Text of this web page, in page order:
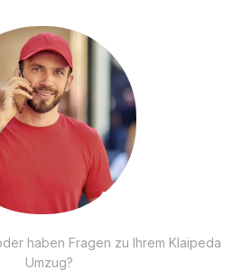
haben Fragen zu Ihrem Klaipeda
Umzug?